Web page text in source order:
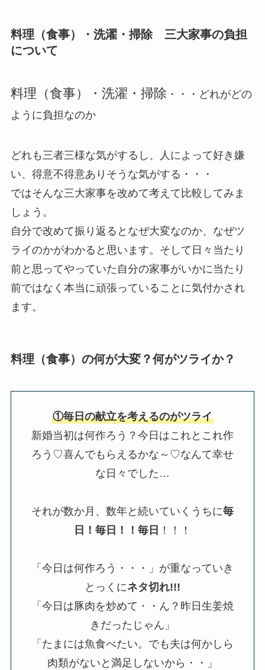
料理（食事）・洗濯・掃除 三大家事の負担
について
料理（食事）・洗濯・掃除 ・・・どれがどの
ように負担なのか
どれも三者三様な気がするし、人によって好き嫌
い、得意不得意ありそうな気がする・・・
ではそんな三大家事を改めて考えて比較してみま
しょう。
自分で改めて振り返るとなぜ大変なのか、なぜツ
ライのかがわかると思います。そして日々当たり
前と思ってやっていた自分の家事がいかに当たり
前ではなく本当に頑張っていることに気付かされ
ます。
料理（食事）の何が大変？何がツライか？
①毎日の献立を考えるのがツライ
新婚当初は何作ろう？今日はこれとこれ作
ろう♡喜んでもらえるかな～♡なんて幸せ
な日々でした…
それが数か月、数年と続いていくうちに毎
日！毎日！！毎日 ！！！
「今日は何作ろう・・・」が重なっていき
とっくにネタ切れ!!!
「今日は豚肉を炒めて・・ん？昨日生姜焼
きだったじゃん」
「たまには魚食べたい。でも夫は何かしら
肉類がないと満足しないから・・」